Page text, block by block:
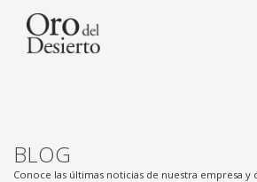
BLOG
Conoce las últimas noticias de nuestra empresa y